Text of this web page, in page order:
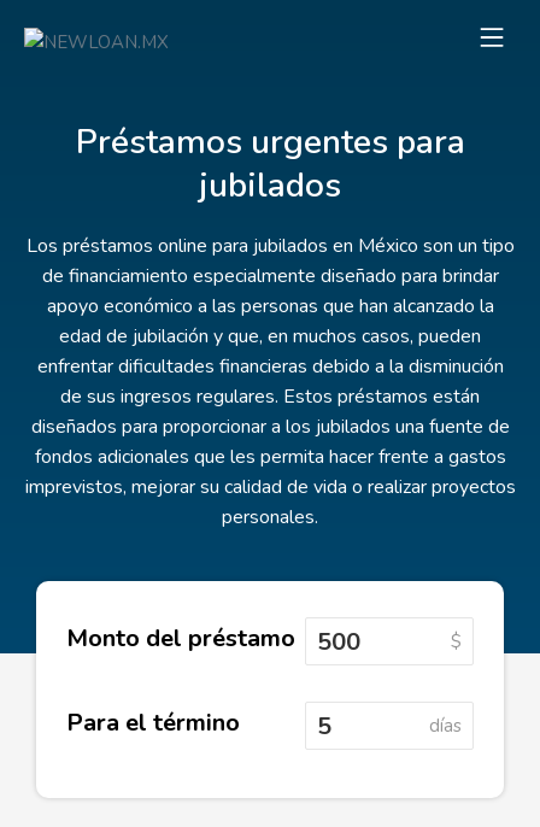
Préstamos urgentes para
jubilados
Los préstamos online para jubilados en México son un tipo
de financiamiento especialmente diseñado para brindar
apoyo económico a las personas que han alcanzado la
edad de jubilación y que, en muchos casos, pueden
enfrentar dificultades financieras debido a la disminución
de sus ingresos regulares. Estos préstamos están
diseñados para proporcionar a los jubilados una fuente de
fondos adicionales que les permita hacer frente a gastos
imprevistos, mejorar su calidad de vida o realizar proyectos
personales.
Monto del préstamo $
Para el término días